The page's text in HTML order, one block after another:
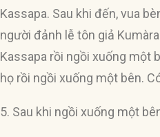
Kassapa. Sau khi đến, vua
người đảnh lễ tôn giả
Kassapa rồi ngồi xuống một
họ rồi ngồi xuống một bên.
5. Sau khi ngồi xuống một